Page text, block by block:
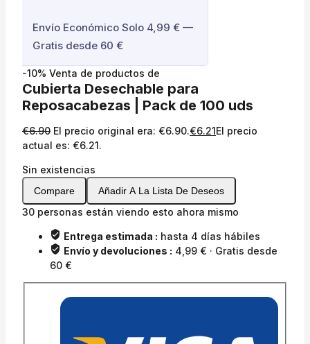
Envío Económico Solo 4,99 € —
Gratis desde 60 €
-10% Venta de productos de
Cubierta Desechable para
Reposacabezas | Pack de 100 uds
€6.90 El precio original era: €6.90.€6.21El precio
actual es: €6.21.
Sin existencias
Compare Añadir A La Lista De Deseos
30 personas están viendo esto ahora mismo
Entrega estimada : hasta 4 días hábiles
Envío y devoluciones : 4,99 € · Gratis desde
60 €